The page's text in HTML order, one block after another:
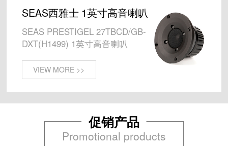
SEAS西雅士 1英寸高音喇叭
SEAS PRESTIGEL 27TBCD/GB-
DXT(H1499) 1英寸高音喇叭
VIEW MORE >>
促销产品
Promotional products